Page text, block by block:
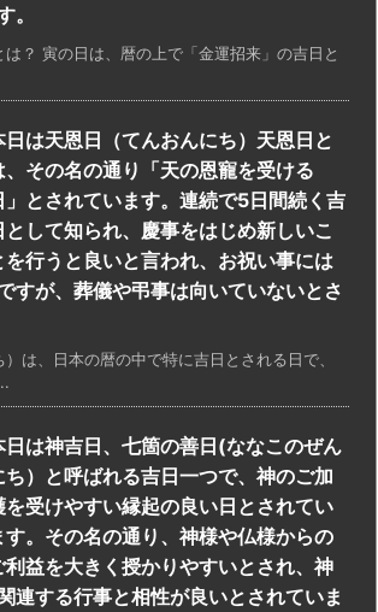
。
？ 寅の日は、暦の上で「金運招来」の吉日と
日は天恩日（てんおんにち）天恩日と
、その名の通り「天の恩寵を受ける
」とされています。連続で5日間続く吉
として知られ、慶事をはじめ新しいこ
を行うと良いと言われ、お祝い事には
すが、葬儀や弔事は向いていないとさ
は、日本の暦の中で特に吉日とされる日で、
日は神吉日、七箇の善日(ななこのぜん
ち）と呼ばれる吉日一つで、神のご加
を受けやすい縁起の良い日とされてい
す。その名の通り、神様や仏様からの
利益を大きく授かりやすいとされ、神
連する行事と相性が良いとされていま